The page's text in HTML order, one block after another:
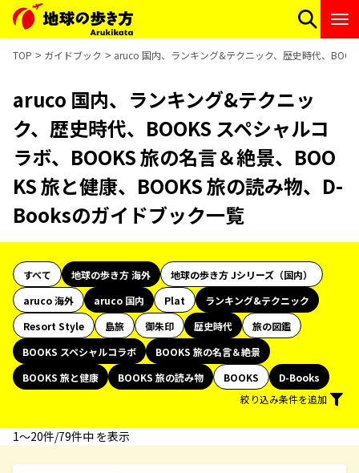
TOP ガイドブック aruco 国内、ランキング&テクニック、歴史時代、
aruco 国内、ランキング&テクニッ
ク、歴史時代、BOOKS スペシャルコ
ラボ、BOOKS 旅の名言＆絶景、BOO
KS 旅と健康、BOOKS 旅の読み物、D-
Booksのガイドブック一覧
すべて 地球の歩き方 海外
地球の歩き方 Jシリーズ（国内）
aruco 海外
aruco 国内 Plat
ランキング&テクニック
Resort Style
島旅 御朱印 歴史時代
旅の図鑑
BOOKS スペシャルコラボ
BOOKS 旅の名言＆絶景
BOOKS 旅と健康
BOOKS 旅の読み物 BOOKS
D-Books
絞り込み条件を追加
1〜20件/79件中 を表示